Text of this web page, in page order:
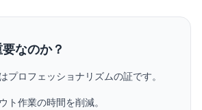
なのか？
プロフェッショナリズムの証です。
ト作業の時間を削減。